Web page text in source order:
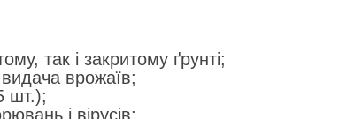
так і закритому ґрунті;
видача врожаїв;
шт.);
і вірусів;